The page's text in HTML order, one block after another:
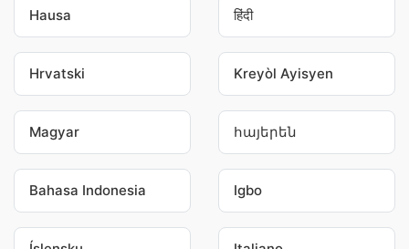
Hausa हिंदी
Hrvatski Kreyòl Ayisyen
Magyar հայերեն
Bahasa Indonesia Igbo